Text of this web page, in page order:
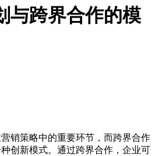
与跨界合作的模
销策略中的重要环节，而跨界合作
创新模式。通过跨界合作，企业可